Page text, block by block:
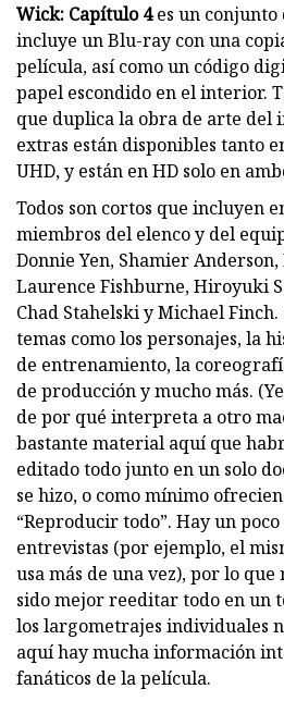
Wick: Capítulo 4es un conjunto
incluye un Blu-ray con una
película, así como un código
papel escondido en el interior.
que duplica la obra de arte del
extras están disponibles tanto
UHD, y están en HD solo en
Todos son cortos que incluyen
miembros del elenco y del
Donnie Yen, Shamier
Laurence Fishburne, Hiroyuki
Chad Stahelski y Michael
temas como los personajes, la
de entrenamiento, la
de producción y mucho más.
de por qué interpreta a otro
bastante material aquí que
editado todo junto en un solo
se hizo, o como mínimo
“Reproducir todo”. Hay un
entrevistas (por ejemplo, el
usa más de una vez), por lo
sido mejor reeditar todo en un
los largometrajes individuales
aquí hay mucha información
fanáticos de la película.